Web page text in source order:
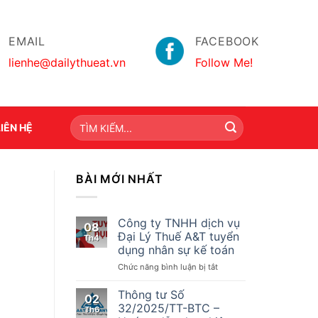
EMAIL
lienhe@dailythueat.vn
FACEBOOK
Follow Me!
HỆ
BÀI MỚI NHẤT
08
Th4
Công ty TNHH dịch vụ
Đại Lý Thuế A&T tuyển
dụng nhân sự kế toán
Chức năng bình luận bị tắtở
02
Th6
Thông tư Số
32/2025/TT-BTC –